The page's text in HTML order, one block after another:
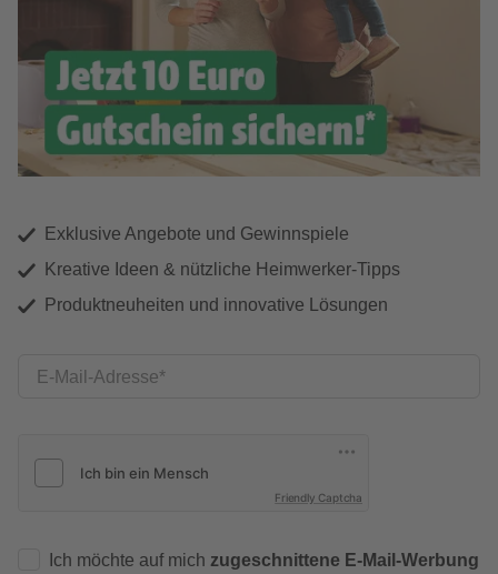
Exklusive Angebote und Gewinnspiele
Kreative Ideen & nützliche Heimwerker-Tipps
Produktneuheiten und innovative Lösungen
E-Mail-Adresse
Friendly Captcha
Ich möchte auf mich zugeschnittene E-Mail-Werbung